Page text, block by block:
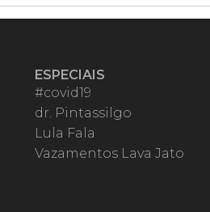
ESPECIAIS
#covid19
dr. Pintassilgo
Lula Fala
Vazamentos Lava Jato